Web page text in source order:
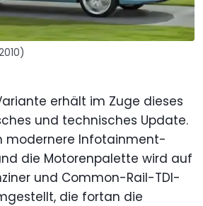
erhält im Zuge dieses
und technisches Update.
modernere Infotainment-
die Motorenpalette wird auf
und Common-Rail-TDI-
die fortan die